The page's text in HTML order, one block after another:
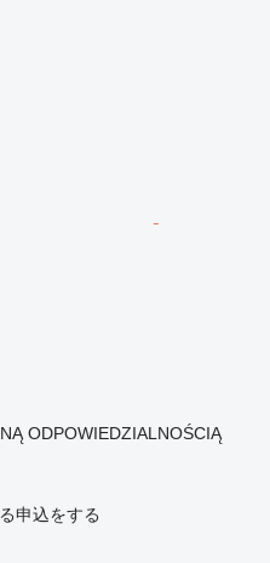
ODPOWIEDZIALNOŚCIĄ
申込をする